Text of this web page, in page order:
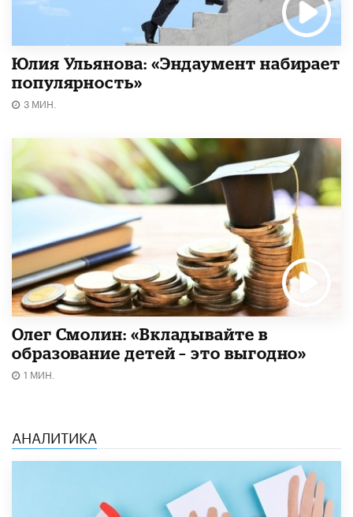
Юлия Ульянова: «Эндаумент набирает
популярность»
3 МИН.
Олег Смолин: «Вкладывайте в
образование детей – это выгодно»
1 МИН.
АНАЛИТИКА